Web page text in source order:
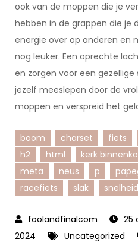
ook van de moppen die je
hebben in de grappen die je
energie over op anderen en
nog leuker. Een oprechte
en zorgen voor een
jezelf meeslepen door de
moppen en verspreid het
boom charset fiets
h2
html kerk
meta
neus p
racefiets
slak snelheid
25
2024
Uncategorized